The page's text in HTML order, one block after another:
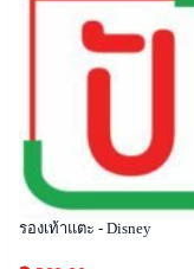
Popular
รองเท้าแตะ - Disney